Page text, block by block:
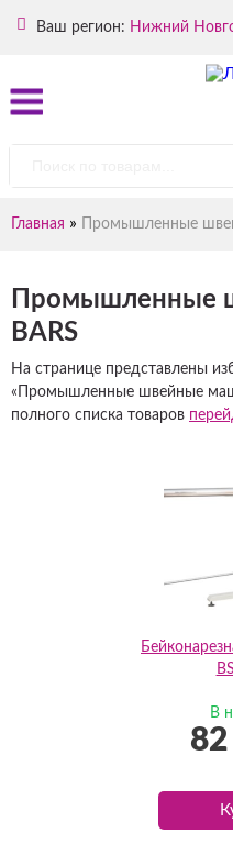
Ваш регион: Нижний
Главная » Промышленные
Промышленные
BARS
На странице представлены
«Промышленные швейные
полного списка товаров
В